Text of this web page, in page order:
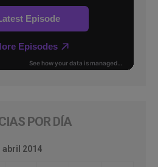
POR DÍA
abril 2014